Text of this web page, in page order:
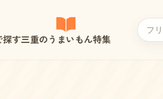
探す三重のうまいもん特集